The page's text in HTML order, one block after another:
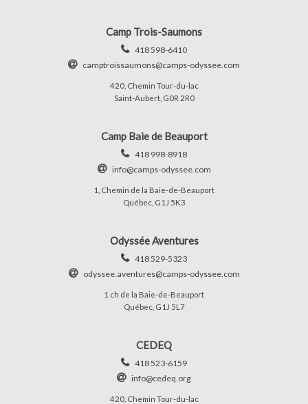
Camp Trois-Saumons
418 598-6410
camptroissaumons@camps-odyssee.com
420, Chemin Tour-du-lac
Saint-Aubert, G0R 2R0
Camp Baie de Beauport
418 998-8918
info@camps-odyssee.com
1, Chemin de la Baie-de-Beauport
Québec, G1J 5K3
Odyssée Aventures
418 529-5323
odyssee.aventures@camps-odyssee.com
1 ch de la Baie-de-Beauport
Québec, G1J 5L7
CEDEQ
418 523-6159
info@cedeq.org
420, Chemin Tour-du-lac